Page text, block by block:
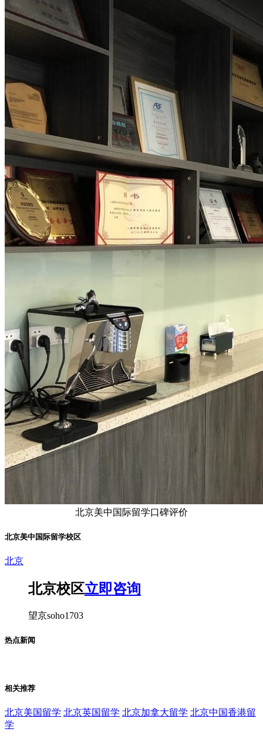
北京美中国际留学口碑评价
北京美中国际留学校区
北京
北京校区立即咨询
望京soho1703
热点新闻
相关推荐
北京美国留学 北京英国留学 北京加拿大留学 北京中国香港留
学